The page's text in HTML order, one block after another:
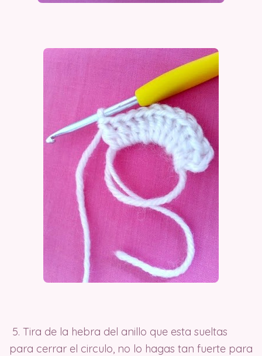
5. Tira de la hebra del anillo que esta sueltas
para cerrar el circulo, no lo hagas tan fuerte para